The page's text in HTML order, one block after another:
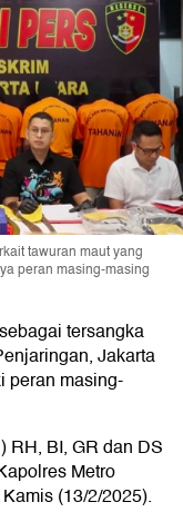
tawuran maut yang
peran masing-masing
tersangka
Jakarta
peran masing-
RH, BI, GR dan DS
Metro
(13/2/2025).